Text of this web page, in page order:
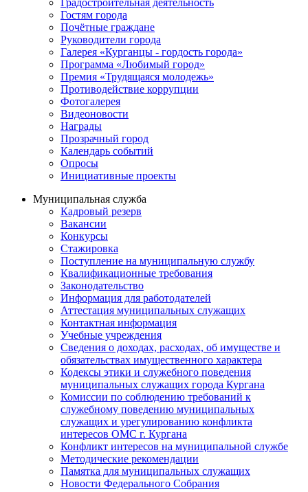
Гостям города
Почётные граждане
Руководители города
Галерея «Курганцы - гордость города»
Программа «Любимый город»
Премия «Трудящаяся молодежь»
Противодействие коррупции
Фотогалерея
Видеоновости
Награды
Прозрачный город
Календарь событий
Опросы
Инициативные проекты
Муниципальная служба
Кадровый резерв
Вакансии
Конкурсы
Стажировка
Поступление на муниципальную службу
Квалификационные требования
Законодательство
Информация для работодателей
Аттестация муниципальных служащих
Контактная информация
Учебные учреждения
Сведения о доходах, расходах, об имуществе и
обязательствах имущественного характера
Кодексы этики и служебного поведения
муниципальных служащих города Кургана
Комиссии по соблюдению требований к
служебному поведению муниципальных
служащих и урегулированию конфликта
интересов ОМС г. Кургана
Конфликт интересов на муниципальной службе
Методические рекомендации
Памятка для муниципальных служащих
Новости Федерального Cобрания